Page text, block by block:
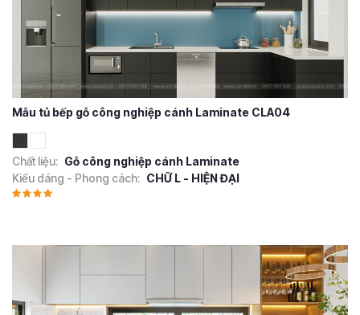
Mẫu tủ bếp gỗ công nghiệp cánh Laminate CLA04
Chất liệu: Gỗ công nghiệp cánh Laminate
Kiểu dáng - Phong cách: CHỮ L - HIỆN ĐẠI